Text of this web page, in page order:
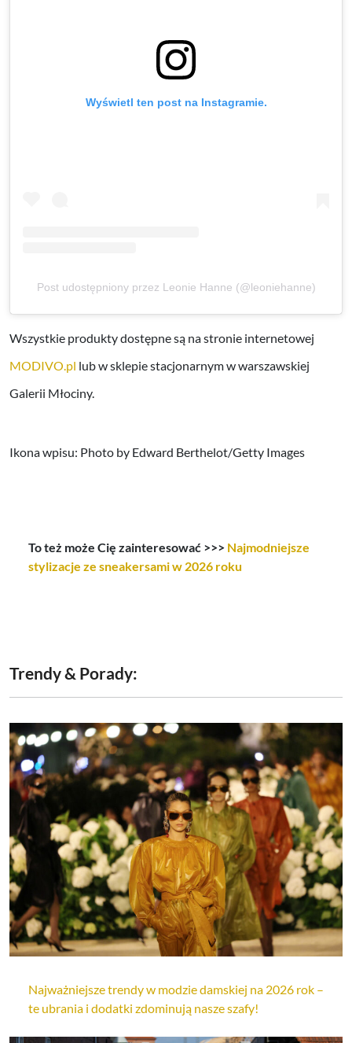
Wyświetl ten post na Instagramie.
Post udostępniony przez Leonie Hanne (@leoniehanne)
Wszystkie produkty dostępne są na stronie internetowej
MODIVO.pl lub w sklepie stacjonarnym w warszawskiej
Galerii Młociny.
Ikona wpisu: Photo by Edward Berthelot/Getty Images
To też może Cię zainteresować >>> Najmodniejsze
stylizacje ze sneakersami w 2026 roku
Trendy & Porady:
Najważniejsze trendy w modzie damskiej na 2026 rok –
te ubrania i dodatki zdominują nasze szafy!